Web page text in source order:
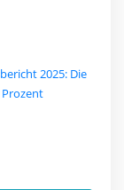
2025: Die